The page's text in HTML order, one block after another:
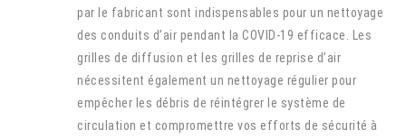
par le fabricant sont indispensables pour un nettoyage
des conduits d’air pendant la COVID-19 efficace. Les
grilles de diffusion et les grilles de reprise d’air
nécessitent également un nettoyage régulier pour
empêcher les débris de réintégrer le système de
circulation et compromettre vos efforts de sécurité à